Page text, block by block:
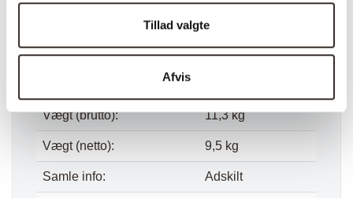
Tillad valgte
Afvis
25 cm
Bredde: 50 cm
Vægt (brutto): 11,3 kg
Vægt (netto): 9,5 kg
Samle info: Adskilt